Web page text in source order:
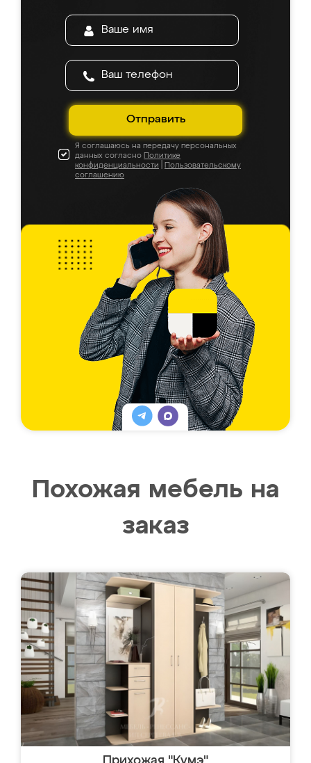
Отправить
Я соглашаюсь на передачу персональных
данных согласно Политике
конфиденциальности
Пользовательскому
соглашению
Похожая мебель на
заказ